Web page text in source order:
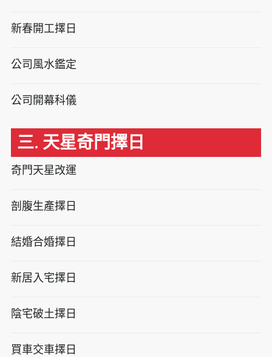
新春開工擇日
公司風水鑑定
公司開幕科儀
三. 天星奇門擇日
奇門天星改運
剖腹生產擇日
結婚合婚擇日
新居入宅擇日
陰宅破土擇日
買車交車擇日